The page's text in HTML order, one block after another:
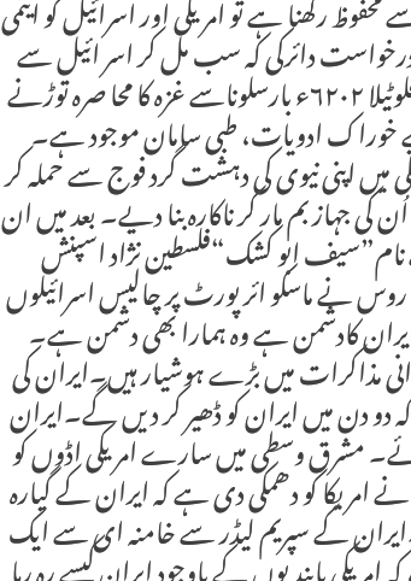
رکھنا ہے تو امریکی اور اسرائیل کو ایٹمی
دائرکی کہ سب مل کر اسر ائیل سے
دوستی اور دفاعی معاہدے کینسل کریں۔گلوبل صمود فریڈیم فلوٹیلا ۶۲۰۲ء بارسلوناسے غزہ کا محا صرہ توڑنے
ادویات، طبی سامان موجود ہے۔
میں اپنی نیوی کی دہشت گرد فوج سے حملہ کر
جہاز بم مار کر ناکارہ بنا دیے۔ بعد میں ان
ابو کشک“فلسطین نژاد اسپنش
روس نے ماسکو ائرپورٹ پر چالیس اسرائیلوں
کادشمن ہے وہ ہمارا بھی دشمن ہے۔
مذاکرات میں بڑے ہوشیار ہیں۔ایران کی
دو دن میں ایران کو ڈھیر کر دیں گے۔ایران
کئی ہیلی کاپٹر گرائے۔ مشرق وسطی میں سارے امریکی اڈوں کو
کو دھمکی دی ہے کہ ایران کے گیارہ
کے سپریم لیڈر سے خامنہ ای سے ایک